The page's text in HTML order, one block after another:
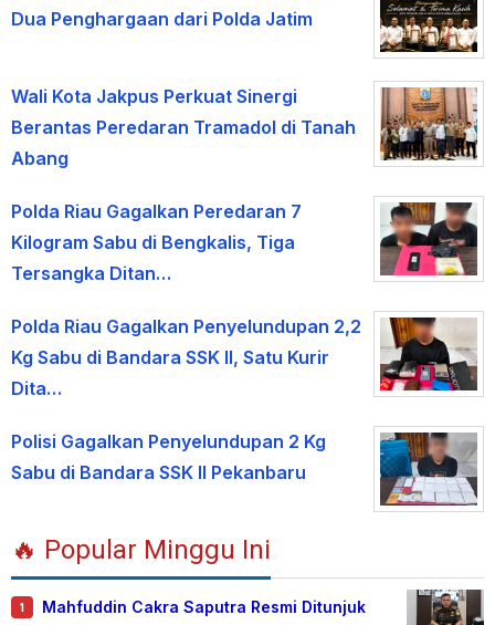
Dua Penghargaan dari Polda Jatim
Wali Kota Jakpus Perkuat Sinergi
Berantas Peredaran Tramadol di Tanah
Abang
Polda Riau Gagalkan Peredaran 7
Kilogram Sabu di Bengkalis, Tiga
Tersangka Ditan…
Polda Riau Gagalkan Penyelundupan 2,2
Kg Sabu di Bandara SSK II, Satu Kurir
Dita…
Polisi Gagalkan Penyelundupan 2 Kg
Sabu di Bandara SSK II Pekanbaru
🔥 Popular Minggu Ini
1
Mahfuddin Cakra Saputra Resmi Ditunjuk